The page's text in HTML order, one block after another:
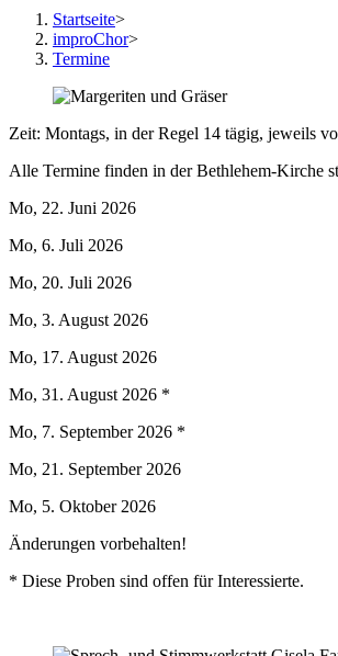
Startseite>
improChor>
Termine
Zeit: Montags, in der Regel 14 tägig, jeweils
Alle Termine finden in der Bethlehem-Kirche
Mo, 22. Juni 2026
Mo, 6. Juli 2026
Mo, 20. Juli 2026
Mo, 3. August 2026
Mo, 17. August 2026
Mo, 31. August 2026 *
Mo, 7. September 2026 *
Mo, 21. September 2026
Mo, 5. Oktober 2026
Änderungen vorbehalten!
* Diese Proben sind offen für Interessierte.